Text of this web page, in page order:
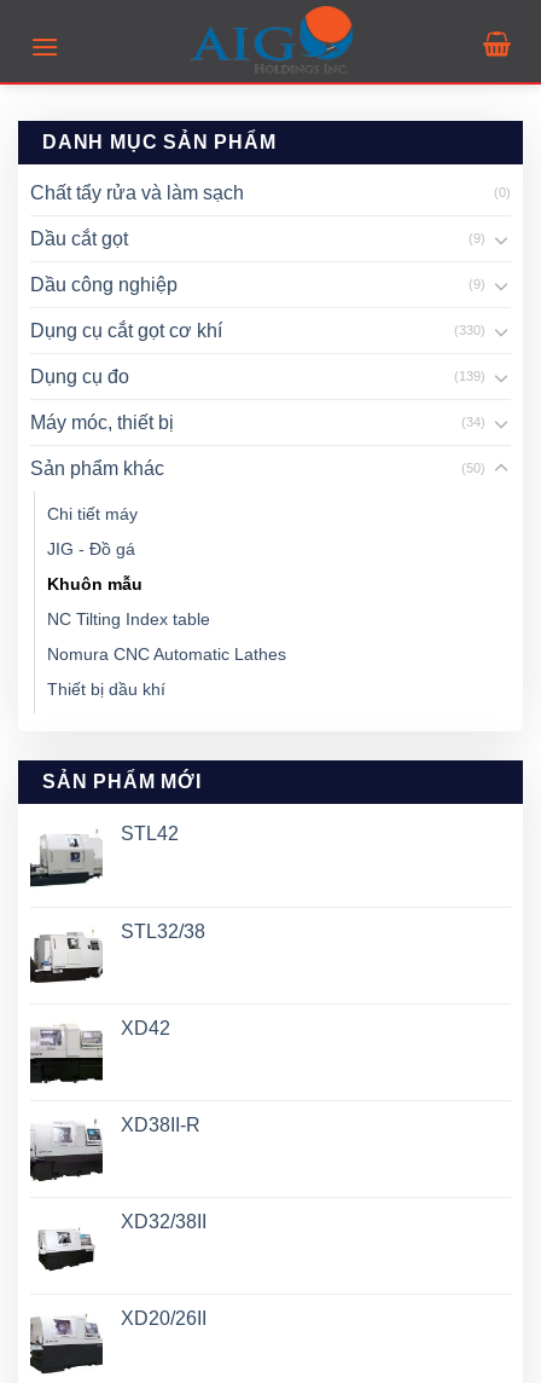
DANH MỤC SẢN PHẨM
Chất tẩy rửa và làm sạch (0)
Dầu cắt gọt (9)
Dầu công nghiệp (9)
Dụng cụ cắt gọt cơ khí (330)
Dụng cụ đo (139)
Máy móc, thiết bị (34)
Sản phẩm khác (50)
Chi tiết máy
JIG - Đồ gá
Khuôn mẫu
NC Tilting Index table
Nomura CNC Automatic Lathes
Thiết bị dầu khí
SẢN PHẨM MỚI
STL42
STL32/38
XD42
XD38II-R
XD32/38II
XD20/26II